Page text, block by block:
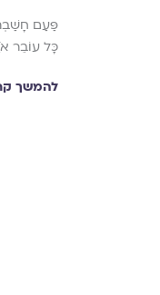
פַּעַם
כָּל עוֹבֵר
להמשך